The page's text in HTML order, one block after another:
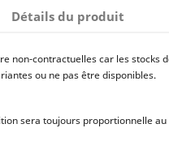
Détails du produit
non-contractuelles car les stocks
ou ne pas être disponibles.
sera toujours proportionnelle